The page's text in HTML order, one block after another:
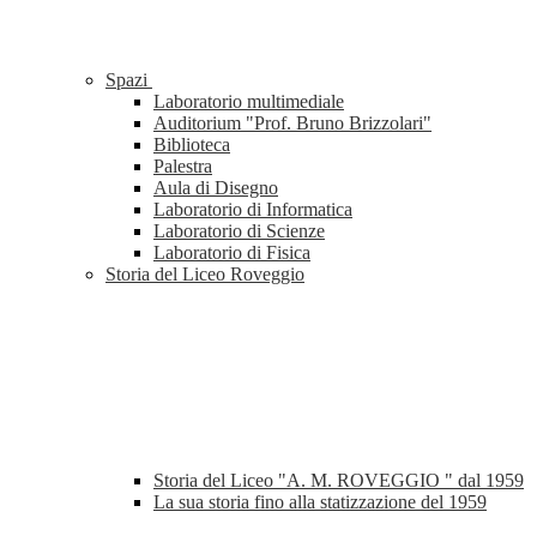
Spazi
Laboratorio multimediale
Auditorium "Prof. Bruno Brizzolari"
Biblioteca
Palestra
Aula di Disegno
Laboratorio di Informatica
Laboratorio di Scienze
Laboratorio di Fisica
Storia del Liceo Roveggio
Storia del Liceo "A. M. ROVEGGIO " dal 1959
La sua storia fino alla statizzazione del 1959